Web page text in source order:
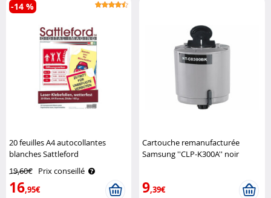
20 feuilles A4 autocollantes
blanches Sattleford
19,60€ Prix conseillé
16,95€
-14 %
Cartouche remanufacturée
Samsung ''CLP-K300A'' noir
9,39€